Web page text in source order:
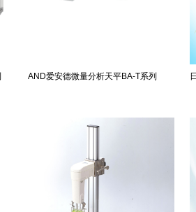
AND爱安德微量分析天平BA-T系列